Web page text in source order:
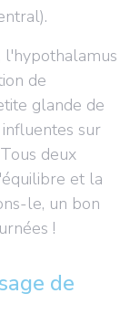
l'hypothalamus
de
glande de
sur
deux
et la
le, un bon
!
de